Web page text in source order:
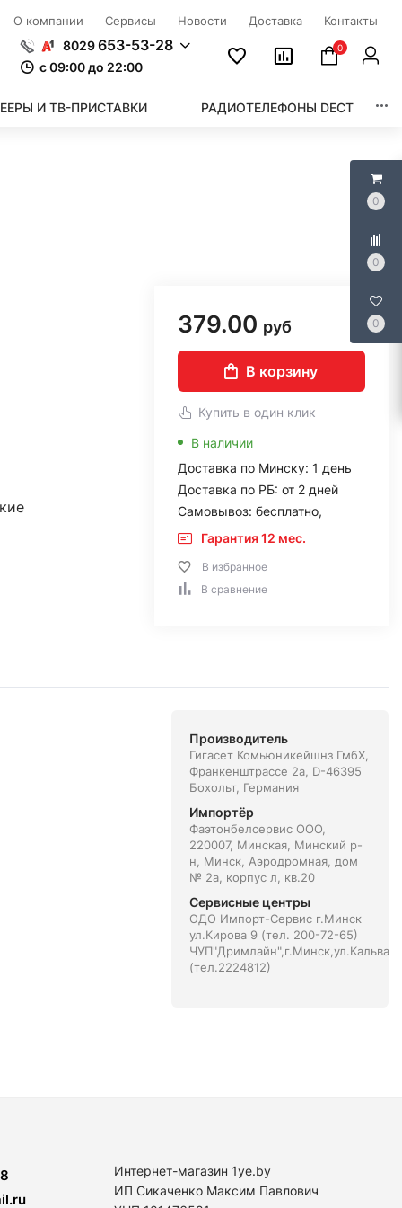
0
0
0
О компании Сервисы Новости Доставка Контакты
8029653-53-28
c 09:00 до 22:00
0
И ТВ-ПРИСТАВКИ РАДИОТЕЛЕФОНЫ DECT
379.00 руб
В корзину
Купить в один клик
В наличии
Доставка по Минску: 1 день
Доставка по РБ: от 2 дней
Самовывоз: бесплатно,
Гарантия 12 мес.
В избранное
В сравнение
Производитель
Гигасет Комьюникейшнз ГмбХ,
Франкенштрассе 2а, D-46395
Бохольт, Германия
Импортёр
Фаэтонбелсервис ООО,
220007, Минская, Минский р-
н, Минск, Аэродромная, дом
№ 2а, корпус л, кв.20
Сервисные центры
ОДО Импорт-Сервис г.Минск
ул.Кирова 9 (тел. 200-72-65)
(тел.2224812)
Интернет-магазин 1ye.by
ИП Сикаченко Максим Павлович